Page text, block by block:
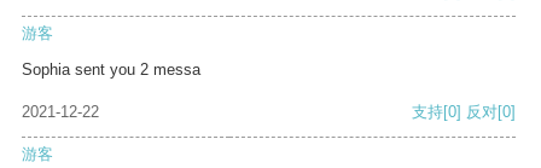
游客
Sophia sent you 2 messa
2021-12-22 支持[0] 反对[0]
游客